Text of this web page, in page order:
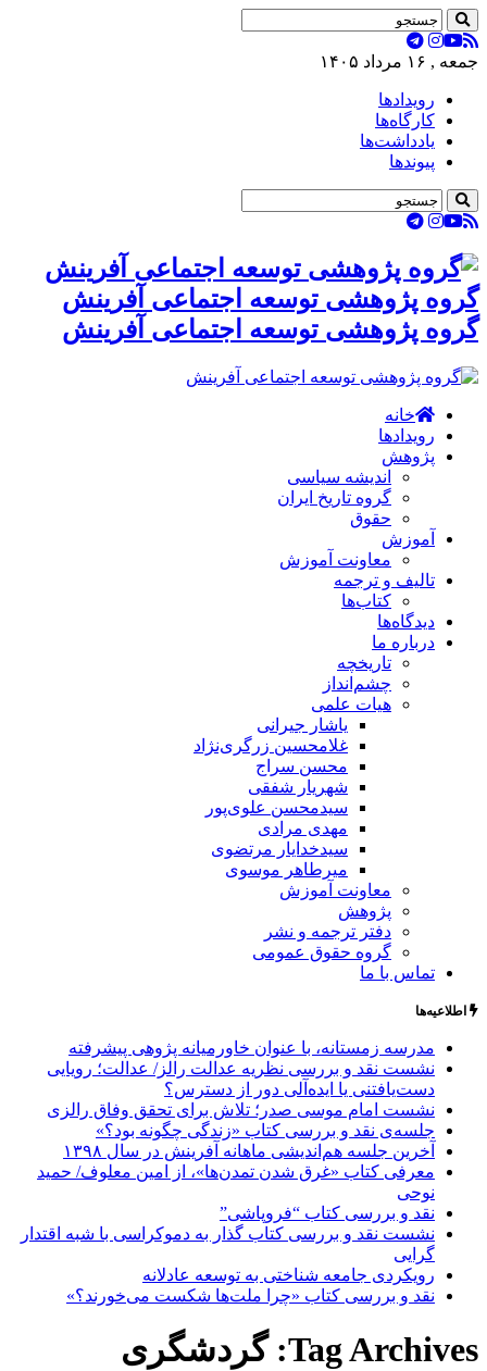
جمعه , ۱۶ مرداد ۱۴۰۵
رویدادها
کارگاه‌ها
یادداشت‌ها
پیوندها
گروه پژوهشی توسعه اجتماعی آفرینش
گروه پژوهشی توسعه اجتماعی آفرینش
خانه
رویدادها
پژوهش
اندیشه سیاسی
گروه تاریخ ایران
حقوق
آموزش
معاونت آموزش
تالیف و ترجمه
کتاب‌ها
دیدگاه‌ها
درباره ما
تاریخچه
چشم‌انداز
هیات علمی
یاشار جیرانی
غلامحسین زرگری‌نژاد
محسن سراج
شهریار شفقی
سیدمحسن علوی‌پور
مهدی مرادی
سیدخدایار مرتضوی
میرطاهر موسوی
معاونت آموزش
پژوهش
دفتر ترجمه و نشر
گروه حقوق عمومی
تماس با ما
اطلاعیه‌ها
مدرسه زمستانه، با عنوان خاورمیانه پژوهی پیشرفته
نشست نقد و بررسی نظریه عدالت رالز/ عدالت؛ رویایی
دست‌یافتنی یا ایده‌آلی دور از دسترس؟
نشست امام موسی صدر؛ تلاش برای تحقق وفاق رالزی
جلسه‌ی نقد و بررسی کتاب «زندگی چگونه بود؟»
آخرین جلسه هم‌اندیشی ماهانه آفرینش در سال ۱۳۹۸
معرفی کتاب «غرق شدن تمدن‌ها»، از امین معلوف/ حمید
نوحی
نقد و بررسی کتاب “فروپاشی”
نشست نقد و بررسی کتاب گذار به دموکراسی با شبه اقتدار
گرایی
رویکردی جامعه شناختی به توسعه عادلانه
نقد و بررسی کتاب «چرا ملت‌ها شکست می‌خورند؟»
Tag Archives: گردشگری